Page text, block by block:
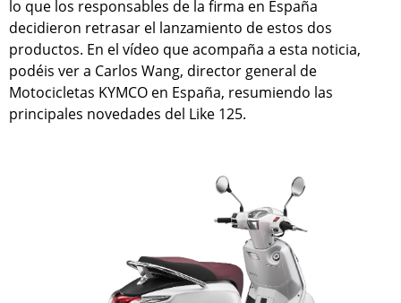
lo que los responsables de la firma en España
decidieron retrasar el lanzamiento de estos dos
productos. En el vídeo que acompaña a esta noticia,
podéis ver a Carlos Wang, director general de
Motocicletas KYMCO en España, resumiendo las
principales novedades del Like 125.